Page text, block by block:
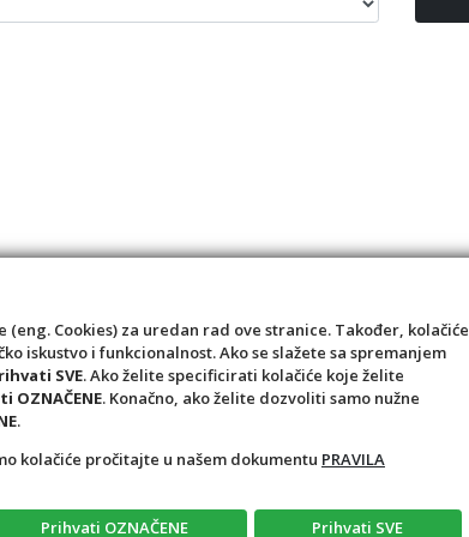
Cookies) za uredan rad ove stranice. Također, kolačiće
iskustvo i funkcionalnost. Ako se slažete sa spremanjem
SVE. Ako želite specificirati kolačiće koje želite
OZNAČENE. Konačno, ako želite dozvoliti samo nužne
.
kolačiće pročitajte u našem dokumentu PRAVILA
Prihvati OZNAČENE Prihvati SVE